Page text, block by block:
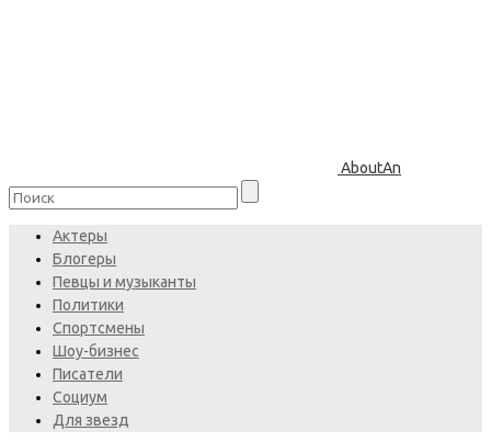
AboutAn
Актеры
Блогеры
Певцы и музыканты
Политики
Спортсмены
Шоу-бизнес
Писатели
Социум
Для звезд